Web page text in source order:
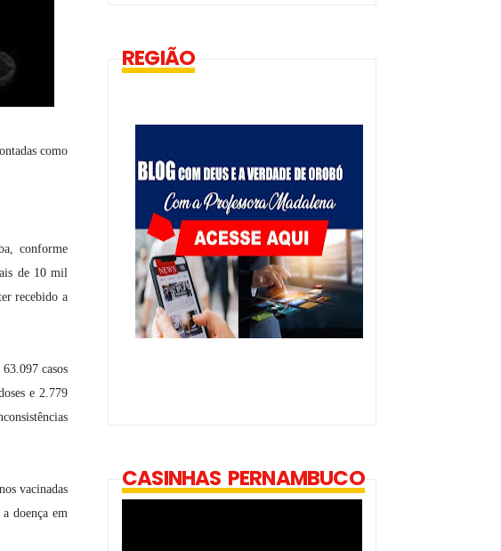
como
conforme
de 10 mil
recebido a
casos
e 2.779
vacinadas
doença em
REGIÃO
CASINHAS PERNAMBUCO